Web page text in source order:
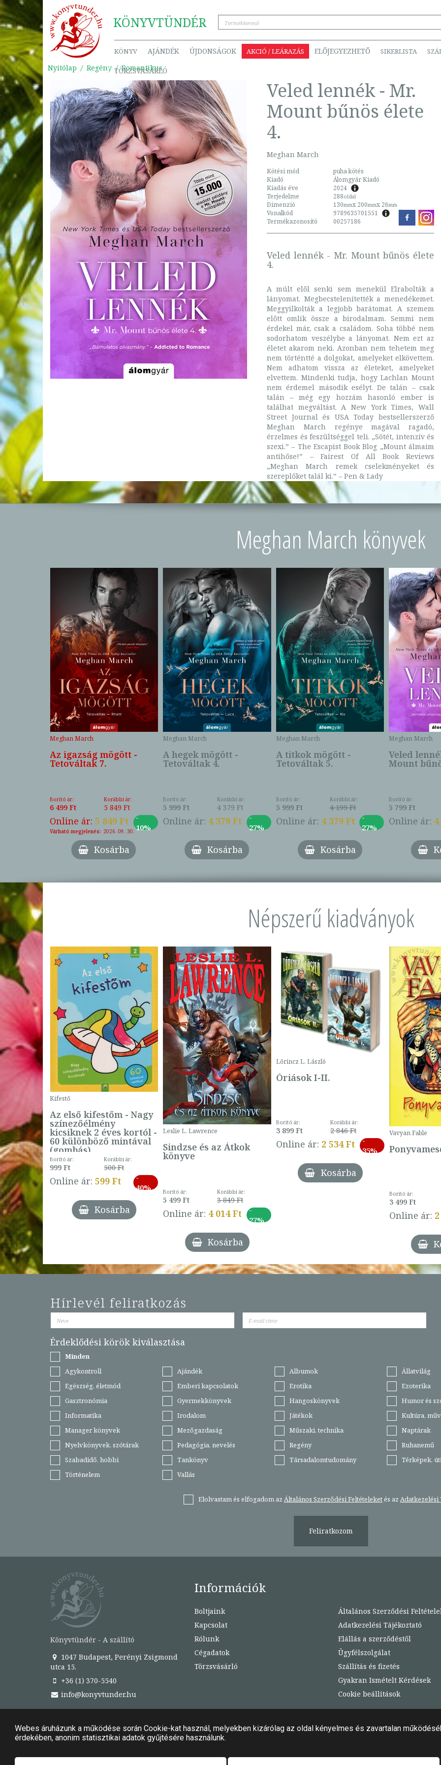
KÖNYVTÜNDÉR
KÖNYV AJÁNDÉK ÚJDONSÁGOK AKCIÓ / LEÁRAZÁS ELŐJEGYEZHETŐ SIKERLISTA
TÖRZSVÁSÁRLÓ
Nyitólap Regény Romantikus
Veled lennék - Mr.
Mount bűnös élete
4.
Meghan March
Kötési mód
puha kötés
Kiadó
Álomgyár Kiadó
Kiadás éve
2024
Terjedelme
288oldal
Dimenzió 130mmx 200mmx 26mm
Vonalkód
9789635701551
Termékazonosító
00257186
Veled lennék - Mr. Mount bűnös élete
4.
A múlt elől senki sem menekül Elrabolták a
lányomat. Megbecstelenítették a menedékemet.
Meggyilkolták a legjobb barátomat. A szemem
előtt omlik össze a birodalmam. Semmi nem
érdekel már, csak a családom. Soha többé nem
sodorhatom veszélybe a lányomat. Nem ezt az
életet akarom neki. Azonban nem tehetem meg
nem történtté a dolgokat, amelyeket elkövettem.
Nem adhatom vissza az életeket, amelyeket
elvettem. Mindenki tudja, hogy Lachlan Mount
nem érdemel második esélyt. De talán – csak
talán – még egy hozzám hasonló ember is
találhat megváltást. A New York Times, Wall
Street Journal és USA Today bestsellerszerző
Meghan March regénye magával ragadó,
érzelmes és feszültséggel teli. „Sötét, intenzív és
szexi.” – The Escapist Book Blog „Mount álmaim
antihőse!” – Fairest Of All Book Reviews
„Meghan March remek cselekményeket és
szereplőket talál ki.” – Pen & Lady
Meghan March könyvek
Meghan March
Az igazság mögött -
Tetováltak 7.
Borító ár:
6 499 Ft
Korábbi ár:
5 849 Ft
Online ár: 5 849 Ft
-
10%
Várható megjelenés: 2026. 09. 30.
Kosárba
Meghan March
A hegek mögött -
Tetováltak 4.
Borító ár:
5 999 Ft
Korábbi ár:
4 379 Ft
Online ár: 4 379 Ft
-
27%
Kosárba
Meghan March
A titkok mögött -
Tetováltak 5.
Borító ár:
5 999 Ft
Korábbi ár:
4 199 Ft
Online ár: 4 379 Ft
-
27%
Kosárba
Meghan March
Veled
Mount
Borító ár:
5 799 Ft
Online ár:
Népszerű kiadványok
-
ár:
Ft
Ft
-
27%
Kifestő
Az első kifestőm - Nagy
színezőélmény
kicsiknek 2 éves kortól -
60 különböző mintával
(gombás)
Borító ár:
999 Ft
Korábbi ár:
500 Ft
Online ár: 599 Ft
-
40%
Kosárba
Leslie L. Lawrence
Sindzse és az Átkok
könyve
Borító ár:
5 499 Ft
Korábbi ár:
3 849 Ft
Online ár: 4 014 Ft
-
27%
Kosárba
Lőrincz L. László
Óriások I-II.
Borító ár:
3 899 Ft
Korábbi ár:
2 846 Ft
Online ár: 2 534 Ft
-
35%
Kosárba
Vavyan Fable
Borító ár:
3 499 Ft
Online ár:
Hírlevél feliratkozás
Érdeklődési körök kiválasztása
Minden
Agykontroll
Ajándék Albumok Állatvilág
Egészség, életmód
Emberi kapcsolatok Erotika Ezoterika
Gasztronómia
Gyermekkönyvek Hangoskönyvek Humor és
Informatika
Irodalom Játékok Kultúra,
Manager könyvek
Mezőgazdaság Műszaki, technika Naptárak
Nyelvkönyvek, szótárak
Pedagógia, nevelés Regény Ruhanemű
Szabadidő, hobbi
Tankönyv Társadalomtudomány Térképek,
Történelem
Vallás
Elolvastam és elfogadom az Általános Szerződési Feltételeketés az
Feliratkozom
Könyvtündér - A szállító
1047 Budapest, Perényi Zsigmond
utca 15.
+36 (1) 370-5540
info@konyvtunder.hu
Információk
Boltjaink
Kapcsolat
Rólunk
Cégadatok
Törzsvásárló
Általános Szerződési
Adatkezelési Tájékoztató
Elállás a szerződéstől
Ügyfélszolgálat
Szállítás és fizetés
Gyakran Ismételt Kérdések
Cookie beállítások